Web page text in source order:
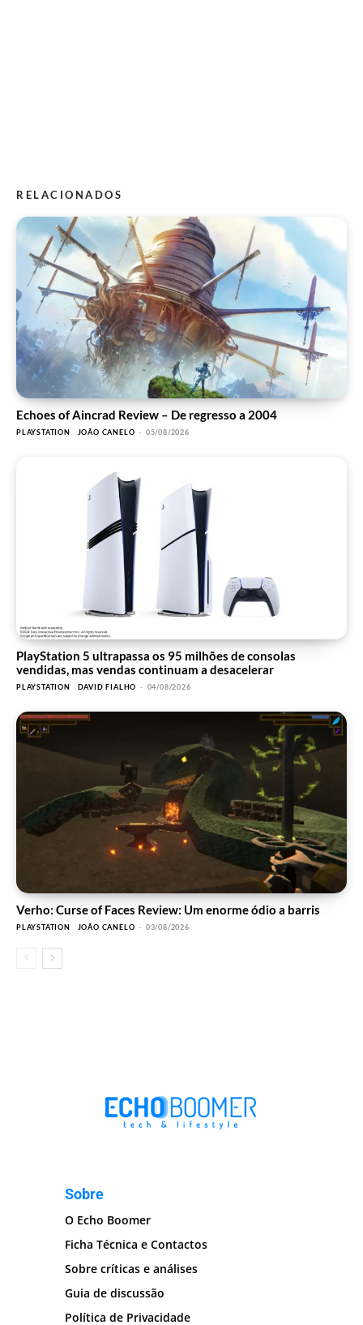
RELACIONADOS
Echoes of Aincrad Review – De regresso a 2004
PLAYSTATION JOÃO CANELO - 05/08/2026
PlayStation 5 ultrapassa os 95 milhões de consolas
vendidas, mas vendas continuam a desacelerar
PLAYSTATION DAVID FIALHO - 04/08/2026
Verho: Curse of Faces Review: Um enorme ódio a barris
PLAYSTATION JOÃO CANELO - 03/08/2026
Sobre
O Echo Boomer
Ficha Técnica e Contactos
Sobre críticas e análises
Guia de discussão
Política de Privacidade